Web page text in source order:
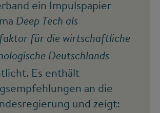
ein Impulspapier
Deep Tech als
für die wirtschaftliche
Deutschlands
Es enthält
an die
und zeigt: